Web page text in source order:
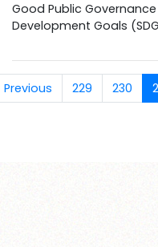
Good Public
Development Goals
Previous 229 230